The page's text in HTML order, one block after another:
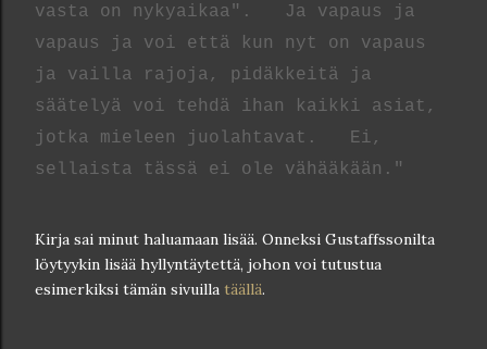
vasta on nykyaikaa".
Ja vapaus ja
vapaus ja voi että kun nyt on vapaus
ja vailla rajoja, pidäkkeitä ja
säätelyä voi tehdä ihan kaikki asiat,
jotka mieleen juolahtavat.
Ei,
sellaista tässä ei ole vähääkään."
Kirja sai minut haluamaan lisää. Onneksi Gustaffssonilta
löytyykin lisää hyllyntäytettä, johon voi tutustua
esimerkiksi tämän sivuilla täällä.